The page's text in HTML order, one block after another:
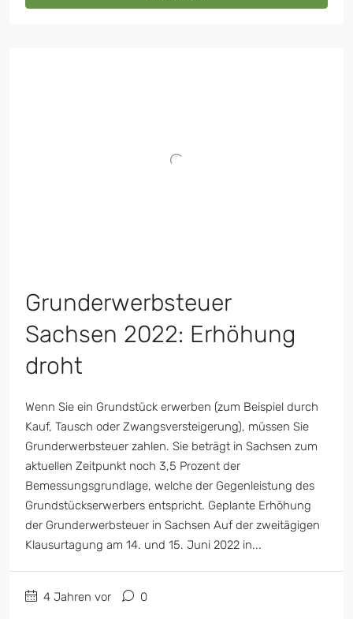
Grunderwerbsteuer
Sachsen 2022: Erhöhung
droht
Wenn Sie ein Grundstück erwerben (zum Beispiel durch
Kauf, Tausch oder Zwangsversteigerung), müssen Sie
Grunderwerbsteuer zahlen. Sie beträgt in Sachsen zum
aktuellen Zeitpunkt noch 3,5 Prozent der
Bemessungsgrundlage, welche der Gegenleistung des
Grundstückserwerbers entspricht. Geplante Erhöhung
der Grunderwerbsteuer in Sachsen Auf der zweitägigen
Klausurtagung am 14. und 15. Juni 2022 in...
4 Jahren vor 0